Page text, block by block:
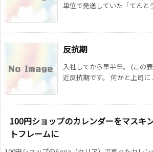
単位で発送していた「てんと
反抗期
入社してから早半年。 (この
近反抗期です。 何かと上司に
100円ショップのカレンダーをマスキ
トフレームに